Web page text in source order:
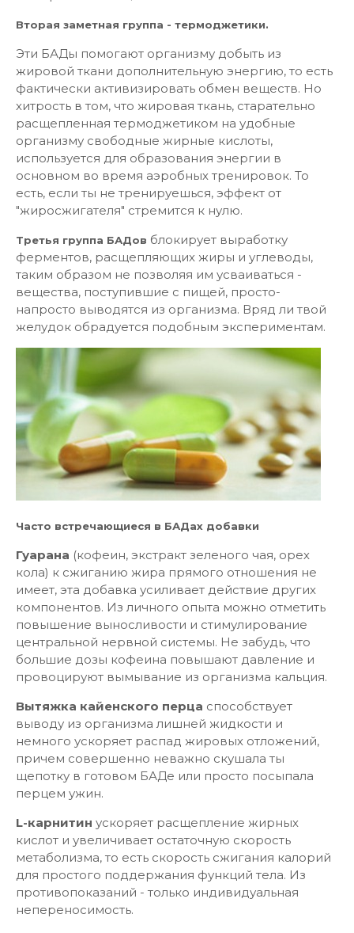
Вторая заметная группа - термоджетики.
Эти БАДы помогают организму добыть из
жировой ткани дополнительную энергию, то есть
фактически активизировать обмен веществ. Но
хитрость в том, что жировая ткань, старательно
расщепленная термоджетиком на удобные
организму свободные жирные кислоты,
используется для образования энергии в
основном во время аэробных тренировок. То
есть, если ты не тренируешься, эффект от
"жиросжигателя" стремится к нулю.
Третья группа БАДов блокирует выработку
ферментов, расщепляющих жиры и углеводы,
таким образом не позволяя им усваиваться -
вещества, поступившие с пищей, просто-
напросто выводятся из организма. Вряд ли твой
желудок обрадуется подобным экспериментам.
Часто встречающиеся в БАДах добавки
Гуарана (кофеин, экстракт зеленого чая, орех
кола) к сжиганию жира прямого отношения не
имеет, эта добавка усиливает действие других
компонентов. Из личного опыта можно отметить
повышение выносливости и стимулирование
центральной нервной системы. Не забудь, что
большие дозы кофеина повышают давление и
провоцируют вымывание из организма кальция.
Вытяжка кайенского перца способствует
выводу из организма лишней жидкости и
немного ускоряет распад жировых отложений,
причем совершенно неважно скушала ты
щепотку в готовом БАДе или просто посыпала
перцем ужин.
L-карнитин ускоряет расщепление жирных
кислот и увеличивает остаточную скорость
метаболизма, то есть скорость сжигания калорий
для простого поддержания функций тела. Из
противопоказаний - только индивидуальная
непереносимость.